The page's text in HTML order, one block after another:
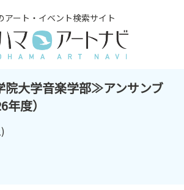
アート・イベント検索サイト
大学音楽学部≫アンサンブ
度）